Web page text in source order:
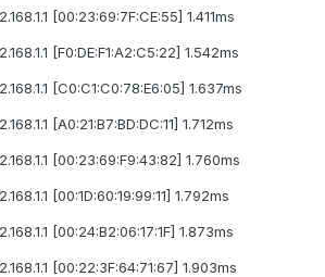
[00:23:69:7F:CE:55] 1.411ms
[F0:DE:F1:A2:C5:22] 1.542ms
[C0:C1:C0:78:E6:05] 1.637ms
[A0:21:B7:BD:DC:11] 1.712ms
[00:23:69:F9:43:82] 1.760ms
[00:1D:60:19:99:11] 1.792ms
[00:24:B2:06:17:1F] 1.873ms
[00:22:3F:64:71:67] 1.903ms